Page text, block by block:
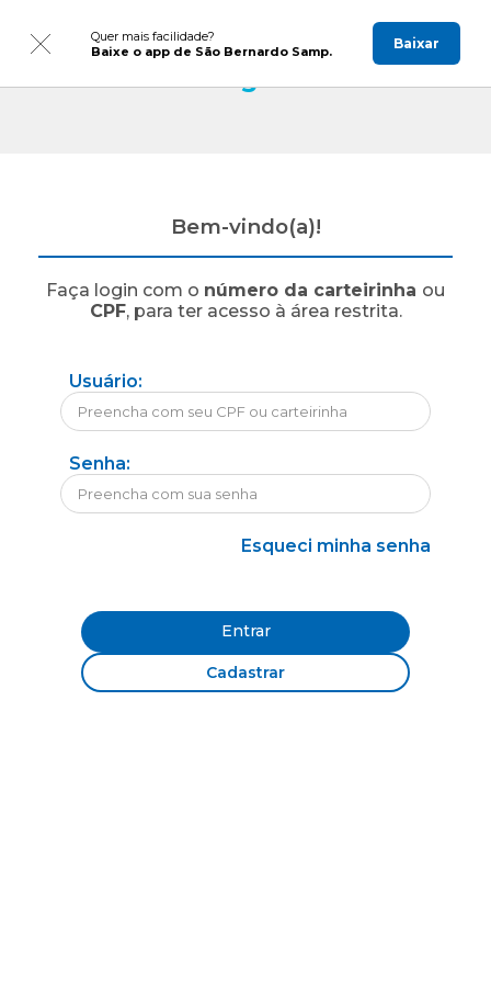
Quer mais facilidade?
Baixe o app de São Bernardo Samp.
Baixar
Bem-vindo(a)!
Faça login com o número da carteirinha ou
CPF, para ter acesso à área restrita.
Usuário:
Senha:
Esqueci minha senha
Entrar
Cadastrar